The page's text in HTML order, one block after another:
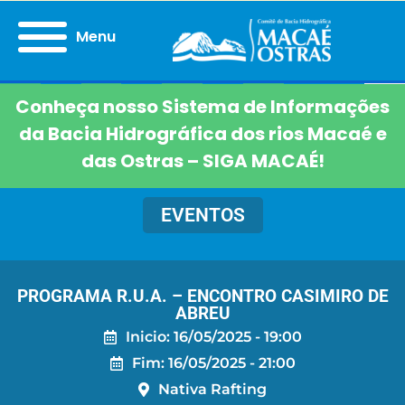
Menu
Conheça nosso Sistema de Informações
da Bacia Hidrográfica dos rios Macaé e
das Ostras – SIGA MACAÉ!
EVENTOS
PROGRAMA R.U.A. – ENCONTRO CASIMIRO DE
ABREU
Inicio: 16/05/2025 - 19:00
Fim: 16/05/2025 - 21:00
Nativa Rafting